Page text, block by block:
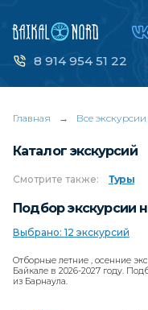
8 914 954 51 22
Главная → Все экскурсии
Каталог экскурсий
Смотрите также: Туры
Подбор экскурсии
Выбрано: 12 экскурсий
Отборные летние , осенние
Байкале в 2026-2027 году.
из Барнаула.